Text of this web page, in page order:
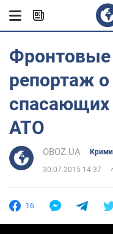
репортаж о
спасающих
АТО
OBOZ.UA
30.07.2015 14:37
16